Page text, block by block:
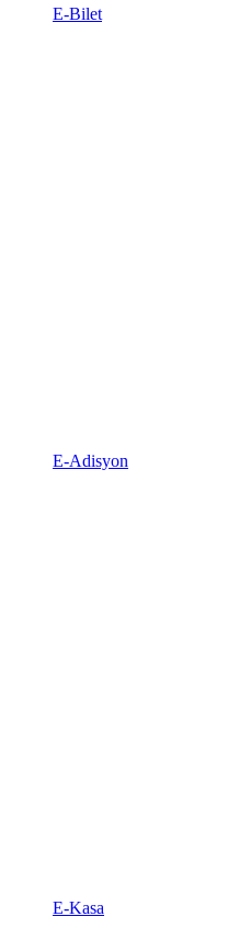
E-Bilet
E-Adisyon
E-Kasa